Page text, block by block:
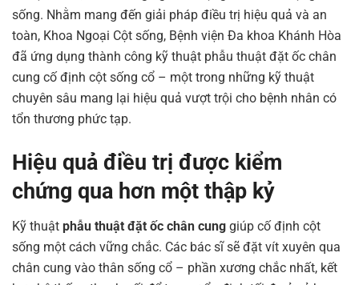
sống. Nhằm mang đến giải pháp điều trị hiệu quả và an
toàn, Khoa Ngoại Cột sống, Bệnh viện Đa khoa Khánh Hòa
đã ứng dụng thành công kỹ thuật phẫu thuật đặt ốc chân
cung cố định cột sống cổ – một trong những kỹ thuật
chuyên sâu mang lại hiệu quả vượt trội cho bệnh nhân có
tổn thương phức tạp.
Hiệu quả điều trị được kiểm
chứng qua hơn một thập kỷ
Kỹ thuật phẫu thuật đặt ốc chân cung giúp cố định cột
sống một cách vững chắc. Các bác sĩ sẽ đặt vít xuyên qua
chân cung vào thân sống cổ – phần xương chắc nhất, kết